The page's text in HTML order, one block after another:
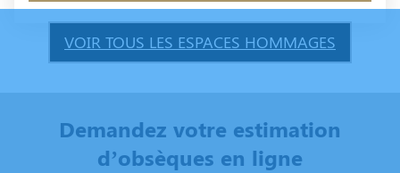
VOIR TOUS LES ESPACES HOMMAGES
Demandez votre estimation
d’obsèques en ligne